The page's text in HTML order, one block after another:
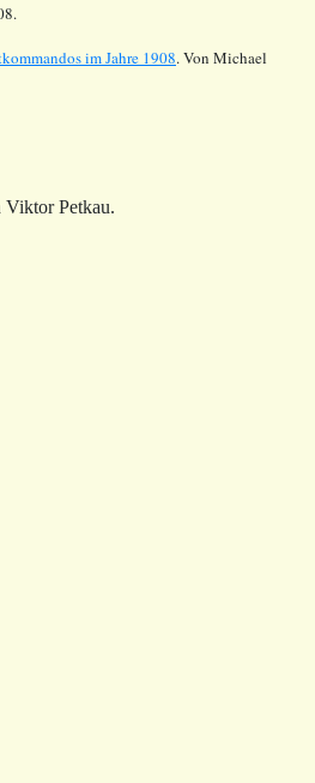
im Jahre 1908. Von Michael
Viktor Petkau.